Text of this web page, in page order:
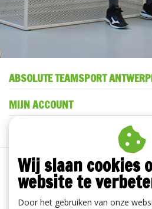
ABSOLUTE TEAMSPORT
MIJN ACCOUNT
Wij slaan cookies
website te
Door het gebruiken van onze